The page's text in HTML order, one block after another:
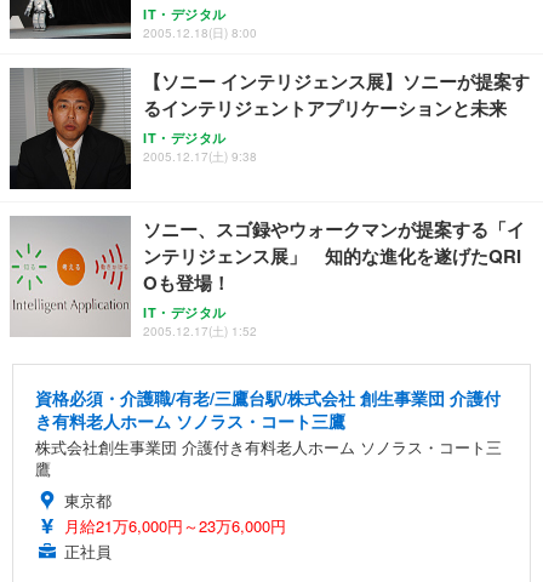
IT・デジタル
2005.12.18(日) 8:00
【ソニー インテリジェンス展】ソニーが提案す
るインテリジェントアプリケーションと未来
IT・デジタル
2005.12.17(土) 9:38
ソニー、スゴ録やウォークマンが提案する「イ
ンテリジェンス展」 知的な進化を遂げたQRI
Oも登場！
IT・デジタル
2005.12.17(土) 1:52
資格必須・介護職/有老/三鷹台駅/株式会社 創生事業団 介護付
き有料老人ホーム ソノラス・コート三鷹
株式会社創生事業団 介護付き有料老人ホーム ソノラス・コート三
鷹
東京都
月給21万6,000円～23万6,000円
正社員